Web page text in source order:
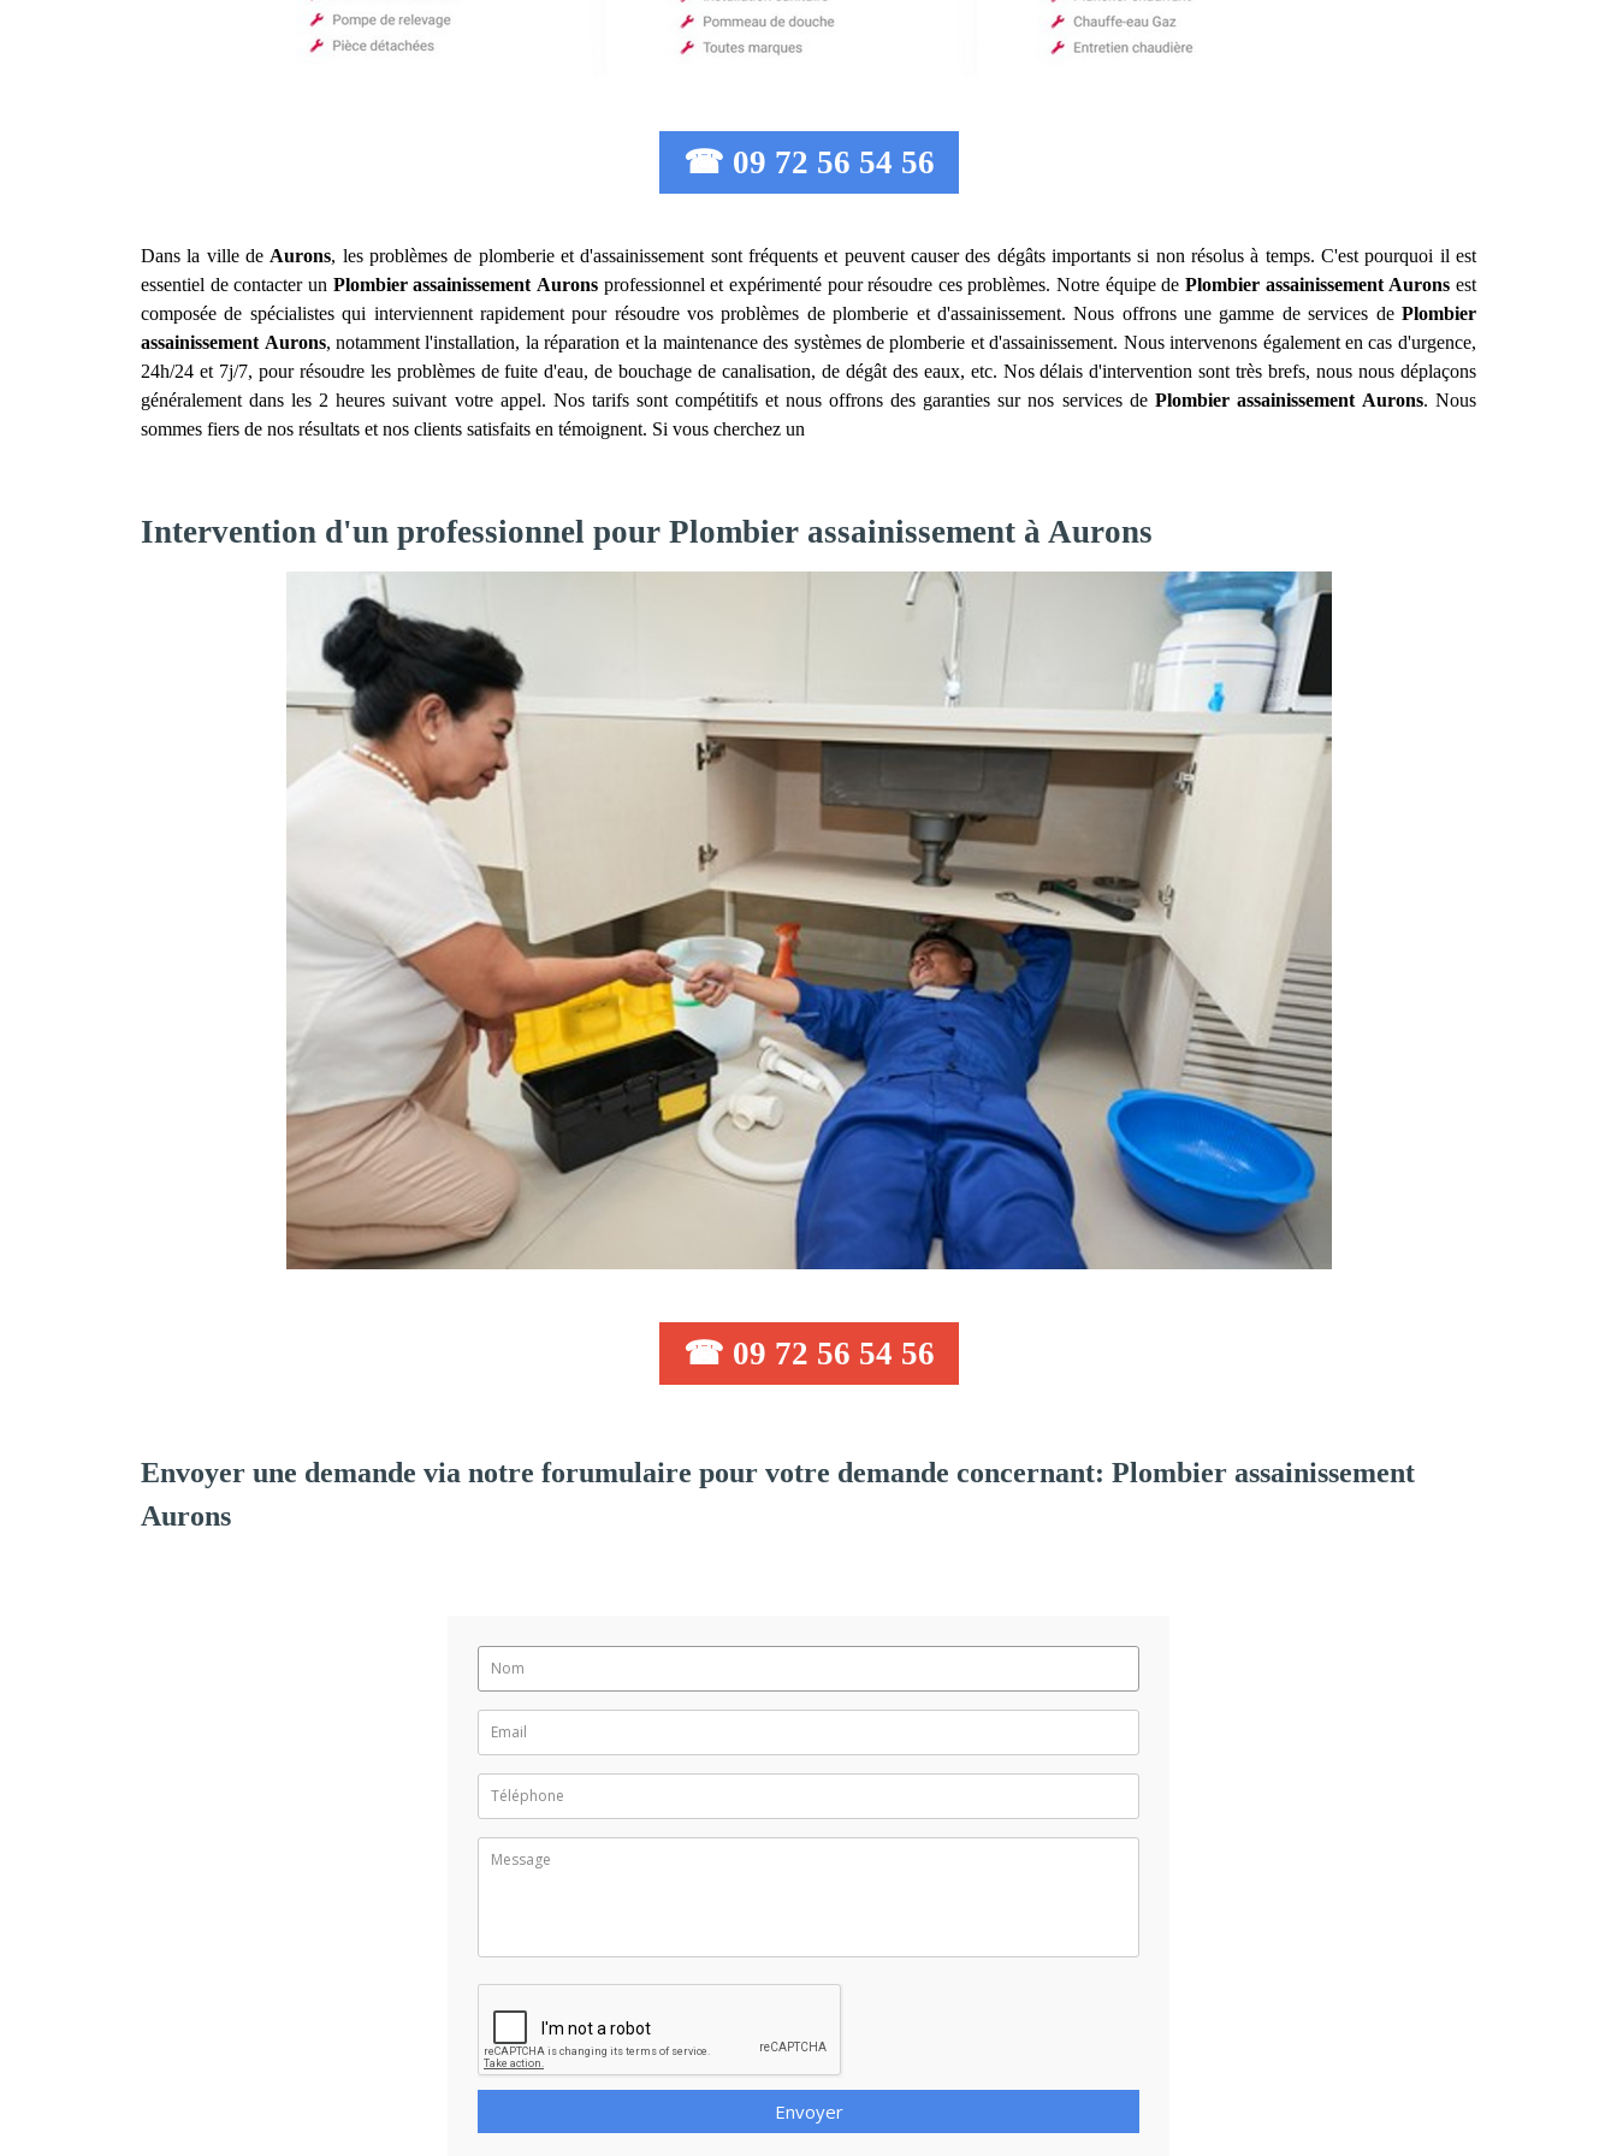
☎ 09 72 56 54 56
Dans la ville de Aurons, les problèmes de plomberie et d'assainissement sont fréquents et peuvent causer des dégâts importants si non résolus à temps. C'est pourquoi il est
essentiel de contacter un Plombier assainissement Auronsprofessionnel et expérimenté pour résoudre ces problèmes. Notre équipe de Plombier assainissement Aurons est
composée de spécialistes qui interviennent rapidement pour résoudre vos problèmes de plomberie et d'assainissement. Nous offrons une gamme de services de Plombier
assainissement Aurons, notamment l'installation, la réparation et la maintenance des systèmes de plomberie et d'assainissement. Nous intervenons également en cas d'urgence,
24h/24 et 7j/7, pour résoudre les problèmes de fuite d'eau, de bouchage de canalisation, de dégât des eaux, etc. Nos délais d'intervention sont très brefs, nous nous déplaçons
généralement dans les 2 heures suivant votre appel. Nos tarifs sont compétitifs et nous offrons des garanties sur nos services de Plombier assainissement Aurons. Nous
sommes fiers de nos résultats et nos clients satisfaits en témoignent. Si vous cherchez un
Intervention d'un professionnel pour Plombier assainissement à Aurons
☎ 09 72 56 54 56
Envoyer une demande via notre forumulaire pour votre demande concernant: Plombier assainissement
Aurons
Envoyer